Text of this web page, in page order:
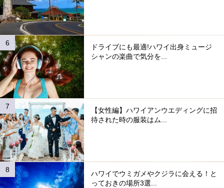
ドライブにも最適!ハワイ出身ミュージ
シャンの楽曲で気分を...
【女性編】ハワイアンウエディングに招
待された時の服装はム...
ハワイでウミガメやクジラに会える！と
っておきの場所3選...